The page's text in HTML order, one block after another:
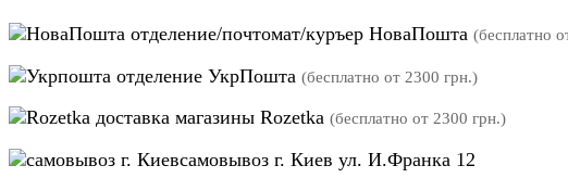
отделение/почтомат/куръер НоваПошта (бесплатно
отделение УкрПошта (бесплатно от 2300 грн.)
магазины Rozetka (бесплатно от 2300 грн.)
самовывоз г. Киев ул. И.Франка 12